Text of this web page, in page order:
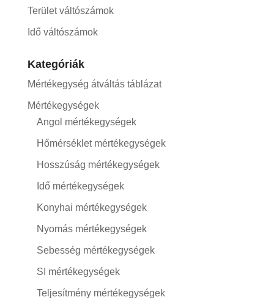
Terület váltószámok
Idő váltószámok
Kategóriák
Mértékegység átváltás táblázat
Mértékegységek
Angol mértékegységek
Hőmérséklet mértékegységek
Hosszúság mértékegységek
Idő mértékegységek
Konyhai mértékegységek
Nyomás mértékegységek
Sebesség mértékegységek
SI mértékegységek
Teljesítmény mértékegységek